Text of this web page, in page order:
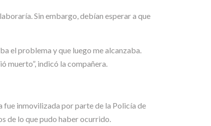
Sin embargo, debían esperar a que
el problema y que luego me alcanzaba.
muerto”, indicó la compañera.
inmovilizada por parte de la Policía de
de lo que pudo haber ocurrido.